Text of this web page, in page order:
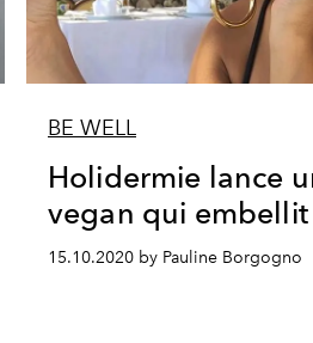
BE WELL
Holidermie lance
vegan qui embellit
15.10.2020 by Pauline Borgogno